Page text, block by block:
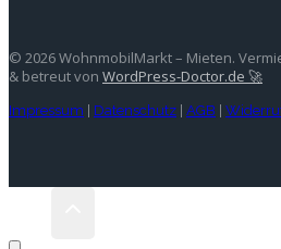
© 2026 WohnmobilMarkt – Mieten.
& betreut von WordPress-Doctor.de 🚀
Impressum Datenschutz AGB